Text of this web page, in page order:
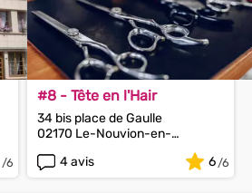
#8 - Tête en l'Hair
34 bis place de Gaulle
02170 Le-Nouvion-en-
4 avis 6